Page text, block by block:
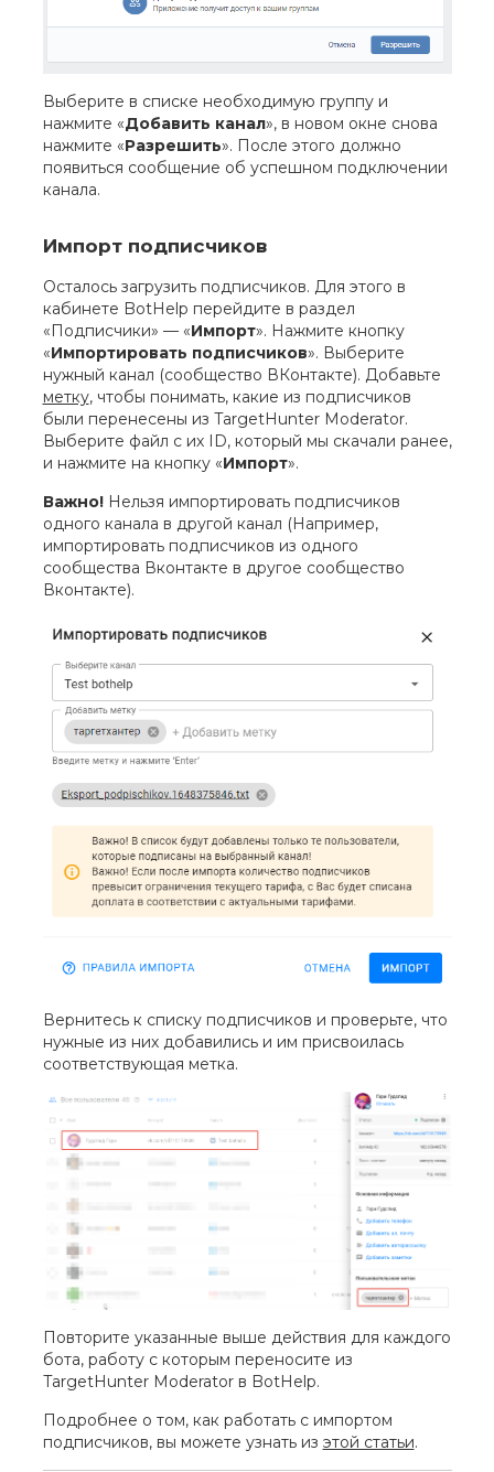
Выберите в списке необходимую группу и
нажмите «Добавить канал», в новом окне снова
нажмите «Разрешить». После этого должно
появиться сообщение об успешном подключении
канала.
Импорт подписчиков
Осталось загрузить подписчиков. Для этого в
кабинете BotHelp перейдите в раздел
«Подписчики» — «Импорт». Нажмите кнопку
«Импортировать подписчиков». Выберите
нужный канал (сообщество ВКонтакте). Добавьте
метку, чтобы понимать, какие из подписчиков
были перенесены из TargetHunter Moderator.
Выберите файл с их ID, который мы скачали ранее,
и нажмите на кнопку «Импорт».
Важно!Нельзя импортировать подписчиков
одного канала в другой канал (Например,
импортировать подписчиков из одного
сообщества Вконтакте в другое сообщество
Вконтакте).
Вернитесь к списку подписчиков и проверьте, что
нужные из них добавились и им присвоилась
соответствующая метка.
Повторите указанные выше действия для каждого
бота, работу с которым переносите из
TargetHunter Moderator в BotHelp.
Подробнее о том, как работать с импортом
подписчиков, вы можете узнать из этой статьи.